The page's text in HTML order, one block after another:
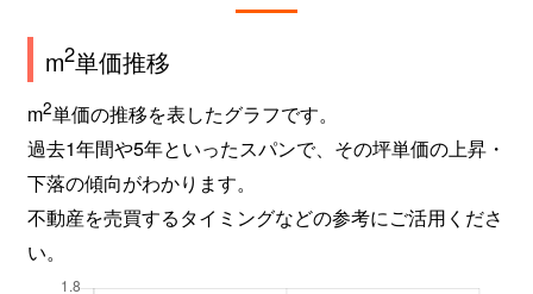
m2単価推移
m2単価の推移を表したグラフです。
過去1年間や5年といったスパンで、その坪単価の上昇・
下落の傾向がわかります。
不動産を売買するタイミングなどの参考にご活用くださ
い。